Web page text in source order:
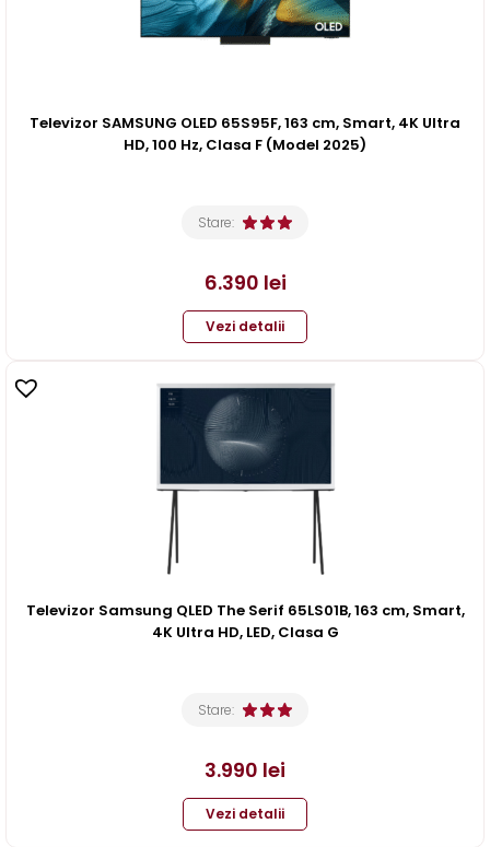
Televizor SAMSUNG OLED 65S95F, 163 cm, Smart, 4K Ultra
HD, 100 Hz, Clasa F (Model 2025)
Stare:
6.390 lei
Vezi detalii
Televizor Samsung QLED The Serif 65LS01B, 163 cm, Smart,
4K Ultra HD, LED, Clasa G
Stare:
3.990 lei
Vezi detalii